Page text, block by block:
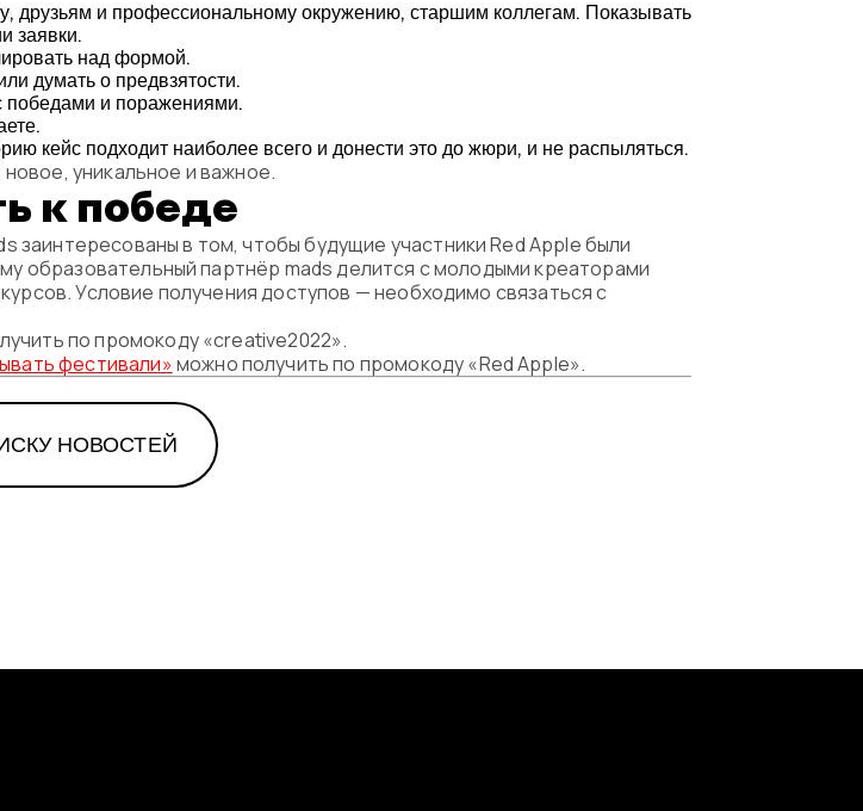
друзьям и профессиональному окружению, старшим коллегам. Показывать
заявки.
над формой.
думать о предвзятости.
победами и поражениями.
кейс подходит наиболее всего и донести это до жюри, и не распыляться.
уникальное и важное.
к победе
в том, чтобы будущие участники Red Apple были
образовательный партнёр mads делится с молодыми креаторами
Условие получения доступов — необходимо связаться с
по промокоду «creative2022».
фестивали»можно получить по промокоду «Red Apple».
НОВОСТЕЙ